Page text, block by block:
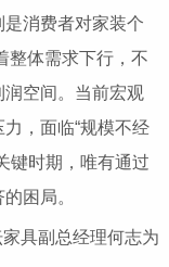
消费者对家装个
整体需求下行，不
空间。当前宏观
，面临“规模不经
键时期，唯有通过
困局。
副总经理何志为